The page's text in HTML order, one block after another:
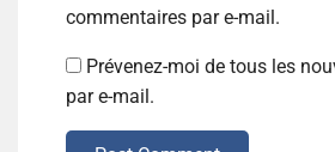
commentaires par e-mail.
Prévenez-moi de tous les
par e-mail.